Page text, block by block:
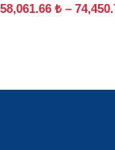
58,061.66 ₺ –